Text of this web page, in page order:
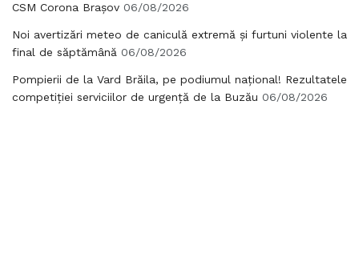
CSM Corona Brașov 06/08/2026
Noi avertizări meteo de caniculă extremă și furtuni violente la
final de săptămână 06/08/2026
Pompierii de la Vard Brăila, pe podiumul național! Rezultatele
competiției serviciilor de urgență de la Buzău 06/08/2026